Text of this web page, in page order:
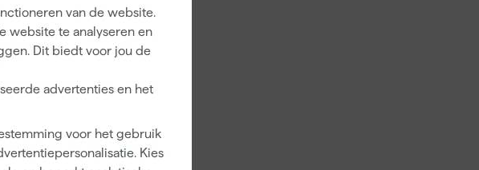
van de website.
website te analyseren en
Dit biedt voor jou de
advertenties en het
voor het gebruik
Kies
1600 W
Netstroom
240 l/min